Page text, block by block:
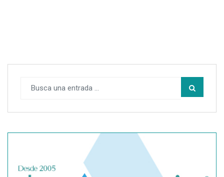
SegurChollo advierte de los límites del seguro médico
privado ante un contagio de hantavirus fuera de España